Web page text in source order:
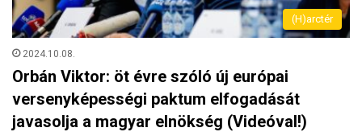
(H)arctér
2024.10.08.
Orbán Viktor: öt évre szóló új európai
versenyképességi paktum elfogadását
javasolja a magyar elnökség (Videóval!)